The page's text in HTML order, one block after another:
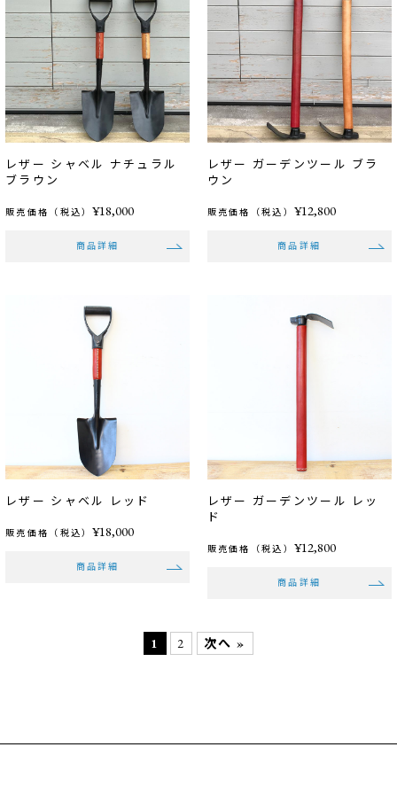
レザー シャベル ナチュラル
ブラウン
販売価格（税込）¥18,000
商品詳細
レザー ガーデンツール ブラ
ウン
販売価格（税込） ¥12,800
商品詳細
レザー シャベル レッド
販売価格（税込） ¥18,000
商品詳細
レザー ガーデンツール レッ
ド
販売価格（税込） ¥12,800
商品詳細
1 2 次へ »